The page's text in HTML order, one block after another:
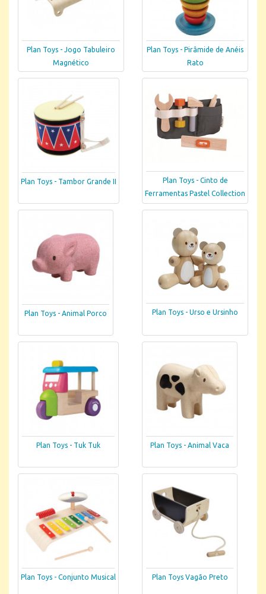
Plan Toys - Jogo Tabuleiro
Magnético
Plan Toys - Pirâmide de Anéis
Rato
Plan Toys - Tambor Grande II
Plan Toys - Cinto de
Ferramentas Pastel Collection
Plan Toys - Animal Porco Plan Toys - Urso e Ursinho
Plan Toys - Tuk Tuk Plan Toys - Animal Vaca
Plan Toys - Conjunto Musical Plan Toys Vagão Preto